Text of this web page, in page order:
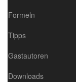
Formeln
Tipps
Gastautoren
Downloads